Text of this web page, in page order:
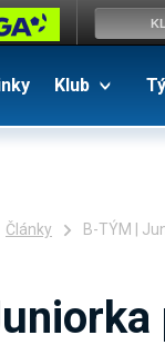
Klub
Články B-TÝM |